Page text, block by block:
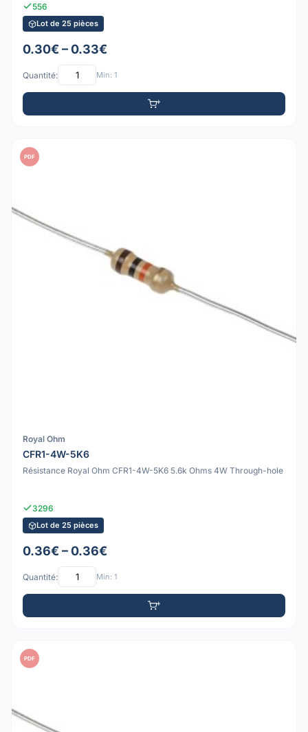
556
Lot de 25 pièces
0.30€ – 0.33€
Quantité: Min: 1
PDF
Royal Ohm
CFR1-4W-5K6
Résistance Royal Ohm CFR1-4W-5K6 5.6k Ohms 4W Through-hole
3296
Lot de 25 pièces
0.36€ – 0.36€
Quantité: Min: 1
PDF